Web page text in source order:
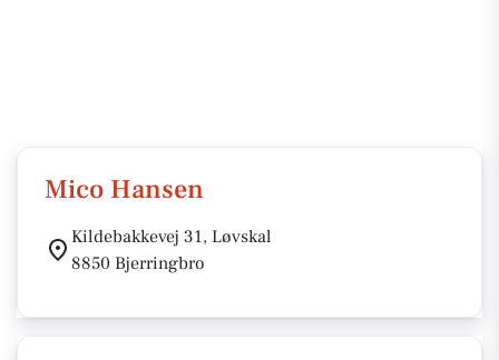
Mico Hansen
Kildebakkevej 31, Løvskal
8850 Bjerringbro